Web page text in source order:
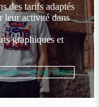
des tarifs adaptés
leur activité dans
graphiques et
revendeur